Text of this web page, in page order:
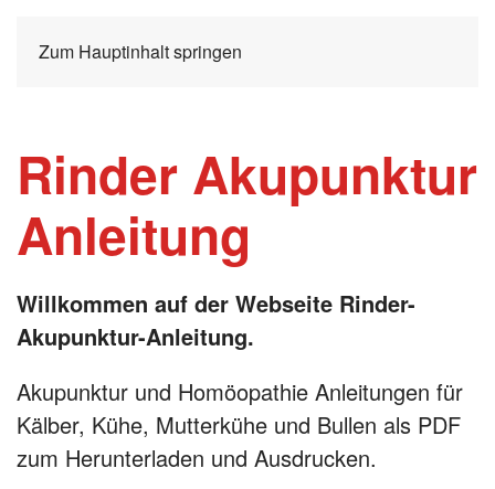
Zum Hauptinhalt springen
Rinder Akupunktur
Anleitung
Willkommen auf der Webseite Rinder-
Akupunktur-Anleitung.
Akupunktur und Homöopathie Anleitungen für
Kälber, Kühe, Mutterkühe und Bullen als PDF
zum Herunterladen und Ausdrucken.